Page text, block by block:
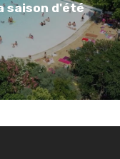
saison d'été